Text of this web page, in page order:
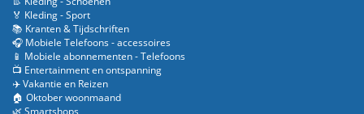
🏅 Kleding - Sport
📚 Kranten & Tijdschriften
🎧 Mobiele Telefoons - accessoires
📱 Mobiele abonnementen - Telefoons
📺 Entertainment en ontspanning
✈️ Vakantie en Reizen
🏠 Oktober woonmaand